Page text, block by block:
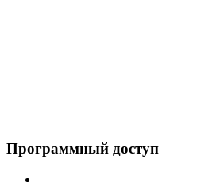
Программный доступ